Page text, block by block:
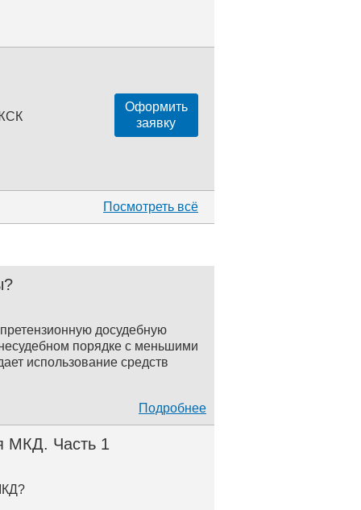
Оформить
заявку
Посмотреть всё
досудебную
порядке с меньшими
использование средств
Подробнее
МКД. Часть 1